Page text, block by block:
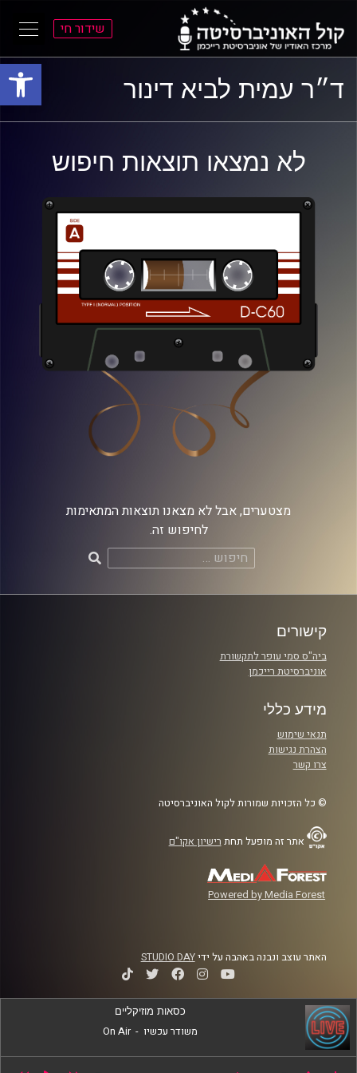
פתח
התפריט
הראשי
התוכן
הראשי
שידור חי
ד״ר עמית לביא דינור
לא נמצאו תוצאות חיפוש
מצטערים, אבל לא מצאנו תוצאות המתאימות
לחיפוש זה.
חיפוש:
קישורים
ביה"ס סמי עופר לתקשורת
אוניברסיטת רייכמן
מידע כללי
תנאי שימוש
הצהרת נגישות
צרו קשר
© כל הזכויות שמורות לקול האוניברסיטה
אתר זה מופעל תחת רישיון אקו"ם
Powered by Media Forest
האתר עוצב ונבנה באהבה על ידיSTUDIO DAY
כסאות מוזיקליים
משודר עכשיו -
On Air